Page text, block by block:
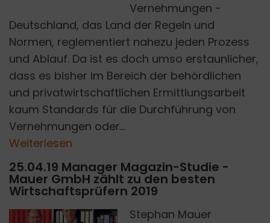
Vernehmungen -
Deutschland, das Land der Regeln und
Normen, reglementiert nahezu jeden Prozess
und Ablauf. Da ist es doch umso erstaunlicher,
dass es bisher im Bereich der behördlichen
und privatwirtschaftlichen Ermittlungsarbeit
kaum Standards für die Durchführung von
Vernehmungen oder...
Weiterlesen
25.04.19 Manager Magazin-Studie -
Mauer GmbH zählt zu den besten
Wirtschaftsprüfern 2019
Stephan Mauer